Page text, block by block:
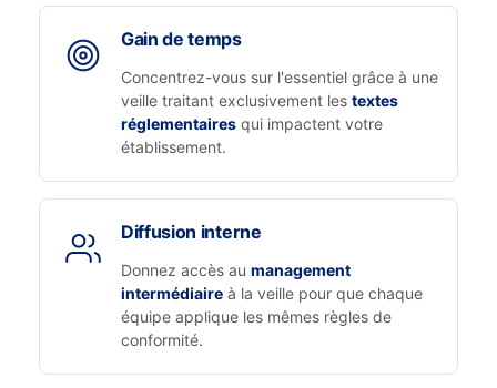
Gain de temps
Concentrez-vous sur l'essentiel grâce à une
veille traitant exclusivement les textes
réglementaires qui impactent votre
établissement.
Diffusion interne
Donnez accès au management
intermédiaire à la veille pour que chaque
équipe applique les mêmes règles de
conformité.